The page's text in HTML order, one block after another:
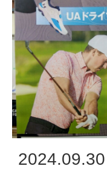
2024.09.30